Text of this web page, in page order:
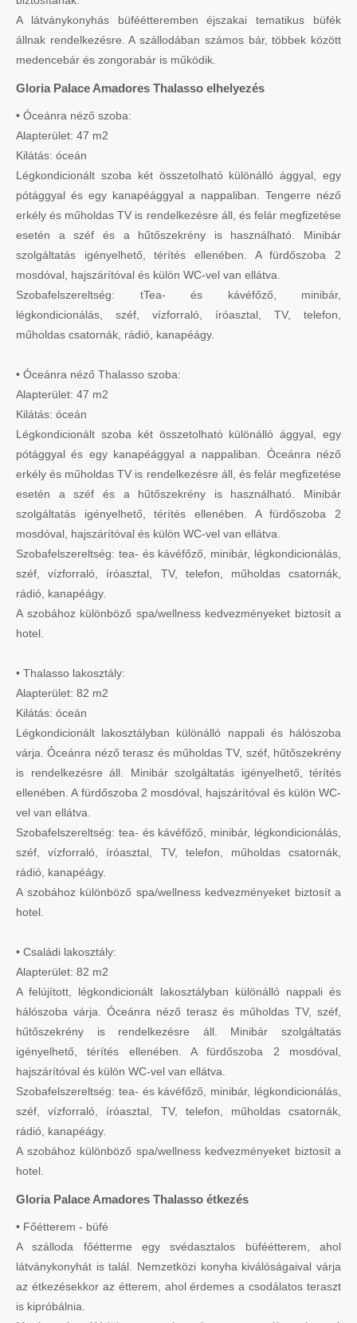
A látványkonyhás büféétteremben éjszakai tematikus büfék
állnak rendelkezésre. A szállodában számos bár, többek között
medencebár és zongorabár is működik.
Gloria Palace Amadores Thalasso elhelyezés
• Óceánra néző szoba:
Alapterület: 47 m2
Kilátás: óceán
Légkondicionált szoba két összetolható különálló ággyal, egy
pótággyal és egy kanapéággyal a nappaliban. Tengerre néző
erkély és műholdas TV is rendelkezésre áll, és felár megfizetése
esetén a széf és a hűtőszekrény is használható. Minibár
szolgáltatás igényelhető, térítés ellenében. A fürdőszoba 2
mosdóval, hajszárítóval és külön WC-vel van ellátva.
Szobafelszereltség: tTea- és kávéfőző, minibár,
légkondicionálás, széf, vízforraló, íróasztal, TV, telefon,
műholdas csatornák, rádió, kanapéágy.
• Óceánra néző Thalasso szoba:
Alapterület: 47 m2
Kilátás: óceán
Légkondicionált szoba két összetolható különálló ággyal, egy
pótággyal és egy kanapéággyal a nappaliban. Óceánra néző
erkély és műholdas TV is rendelkezésre áll, és felár megfizetése
esetén a széf és a hűtőszekrény is használható. Minibár
szolgáltatás igényelhető, térítés ellenében. A fürdőszoba 2
mosdóval, hajszárítóval és külön WC-vel van ellátva.
Szobafelszereltség: tea- és kávéfőző, minibár, légkondicionálás,
széf, vízforraló, íróasztal, TV, telefon, műholdas csatornák,
rádió, kanapéágy.
A szobához különböző spa/wellness kedvezményeket biztosít a
hotel.
• Thalasso lakosztály:
Alapterület: 82 m2
Kilátás: óceán
Légkondicionált lakosztályban különálló nappali és hálószoba
várja. Óceánra néző terasz és műholdas TV, széf, hűtőszekrény
is rendelkezésre áll. Minibár szolgáltatás igényelhető, térítés
ellenében. A fürdőszoba 2 mosdóval, hajszárítóval és külön WC-
vel van ellátva.
Szobafelszereltség: tea- és kávéfőző, minibár, légkondicionálás,
széf, vízforraló, íróasztal, TV, telefon, műholdas csatornák,
rádió, kanapéágy.
A szobához különböző spa/wellness kedvezményeket biztosít a
hotel.
• Családi lakosztály:
Alapterület: 82 m2
A felújított, légkondicionált lakosztályban különálló nappali és
hálószoba várja. Óceánra néző terasz és műholdas TV, széf,
hűtőszekrény is rendelkezésre áll. Minibár szolgáltatás
igényelhető, térítés ellenében. A fürdőszoba 2 mosdóval,
hajszárítóval és külön WC-vel van ellátva.
Szobafelszereltség: tea- és kávéfőző, minibár, légkondicionálás,
széf, vízforraló, íróasztal, TV, telefon, műholdas csatornák,
rádió, kanapéágy.
A szobához különböző spa/wellness kedvezményeket biztosít a
hotel.
Gloria Palace Amadores Thalasso étkezés
• Főétterem - büfé
A szálloda főétterme egy svédasztalos büféétterem, ahol
látványkonyhát is talál. Nemzetközi konyha kiválóságaival várja
az étkezésekkor az étterem, ahol érdemes a csodálatos teraszt
is kipróbálnia.